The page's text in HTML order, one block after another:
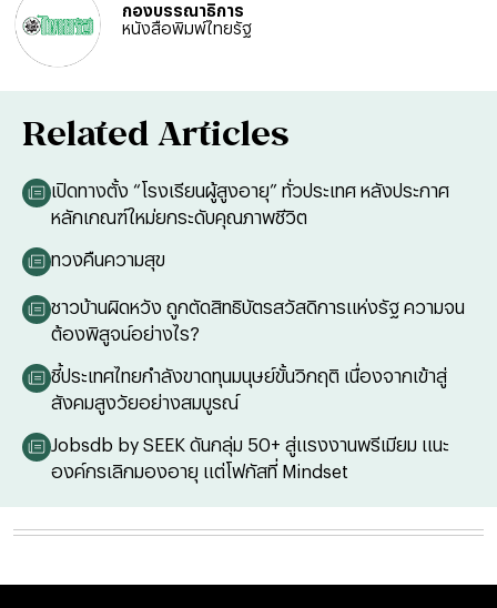
กองบรรณาธิการ
หนังสือพิมพ์ไทยรัฐ
Related Articles
เปิดทางตั้ง “โรงเรียนผู้สูงอายุ” ทั่วประเทศ หลังประกาศ
หลักเกณฑ์ใหม่ยกระดับคุณภาพชีวิต
ทวงคืนความสุข
ชาวบ้านผิดหวัง ถูกตัดสิทธิบัตรสวัสดิการแห่งรัฐ ความจน
ต้องพิสูจน์อย่างไร?
ชี้ประเทศไทยกำลังขาดทุนมนุษย์ขั้นวิกฤติ เนื่องจากเข้าสู่
สังคมสูงวัยอย่างสมบูรณ์
Jobsdb by SEEK ดันกลุ่ม 50+ สู่แรงงานพรีเมียม แนะ
องค์กรเลิกมองอายุ แต่โฟกัสที่ Mindset